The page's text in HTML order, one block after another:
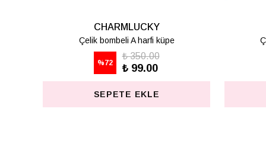
CHARMLUCKY
Çelik bombeli F harfi küpe
2 değerlendirme
₺ 350.00
₺ 99.00
SEPETE EKLE
Çelik bombeli
₺
SEPETE